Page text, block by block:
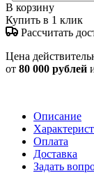
В корзину
Купить в 1 клик
Рассчитать
Цена
от 80 000 рублей
Описание
Оплата
Доставка
Задать